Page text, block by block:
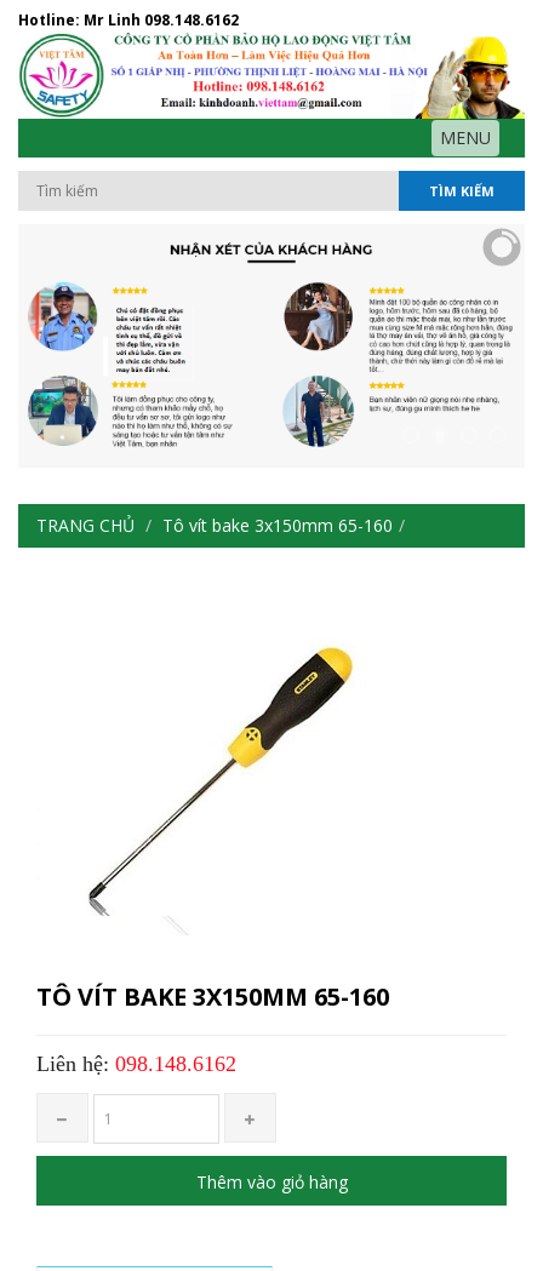
Hotline: Mr Linh 098.148.6162
MENU
TÌM KIẾM
TRANG CHỦ Tô vít bake 3x150mm 65-160
TÔ VÍT BAKE 3X150MM 65-160
Liên hệ: 098.148.6162
Thêm vào giỏ hàng